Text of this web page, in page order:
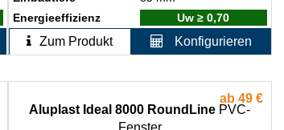
Energieeffizienz
Uw ≥ 0,70
Zum Produkt Konfigurieren
ab 49 €
Aluplast Ideal 8000 RoundLine PVC-
Fenster